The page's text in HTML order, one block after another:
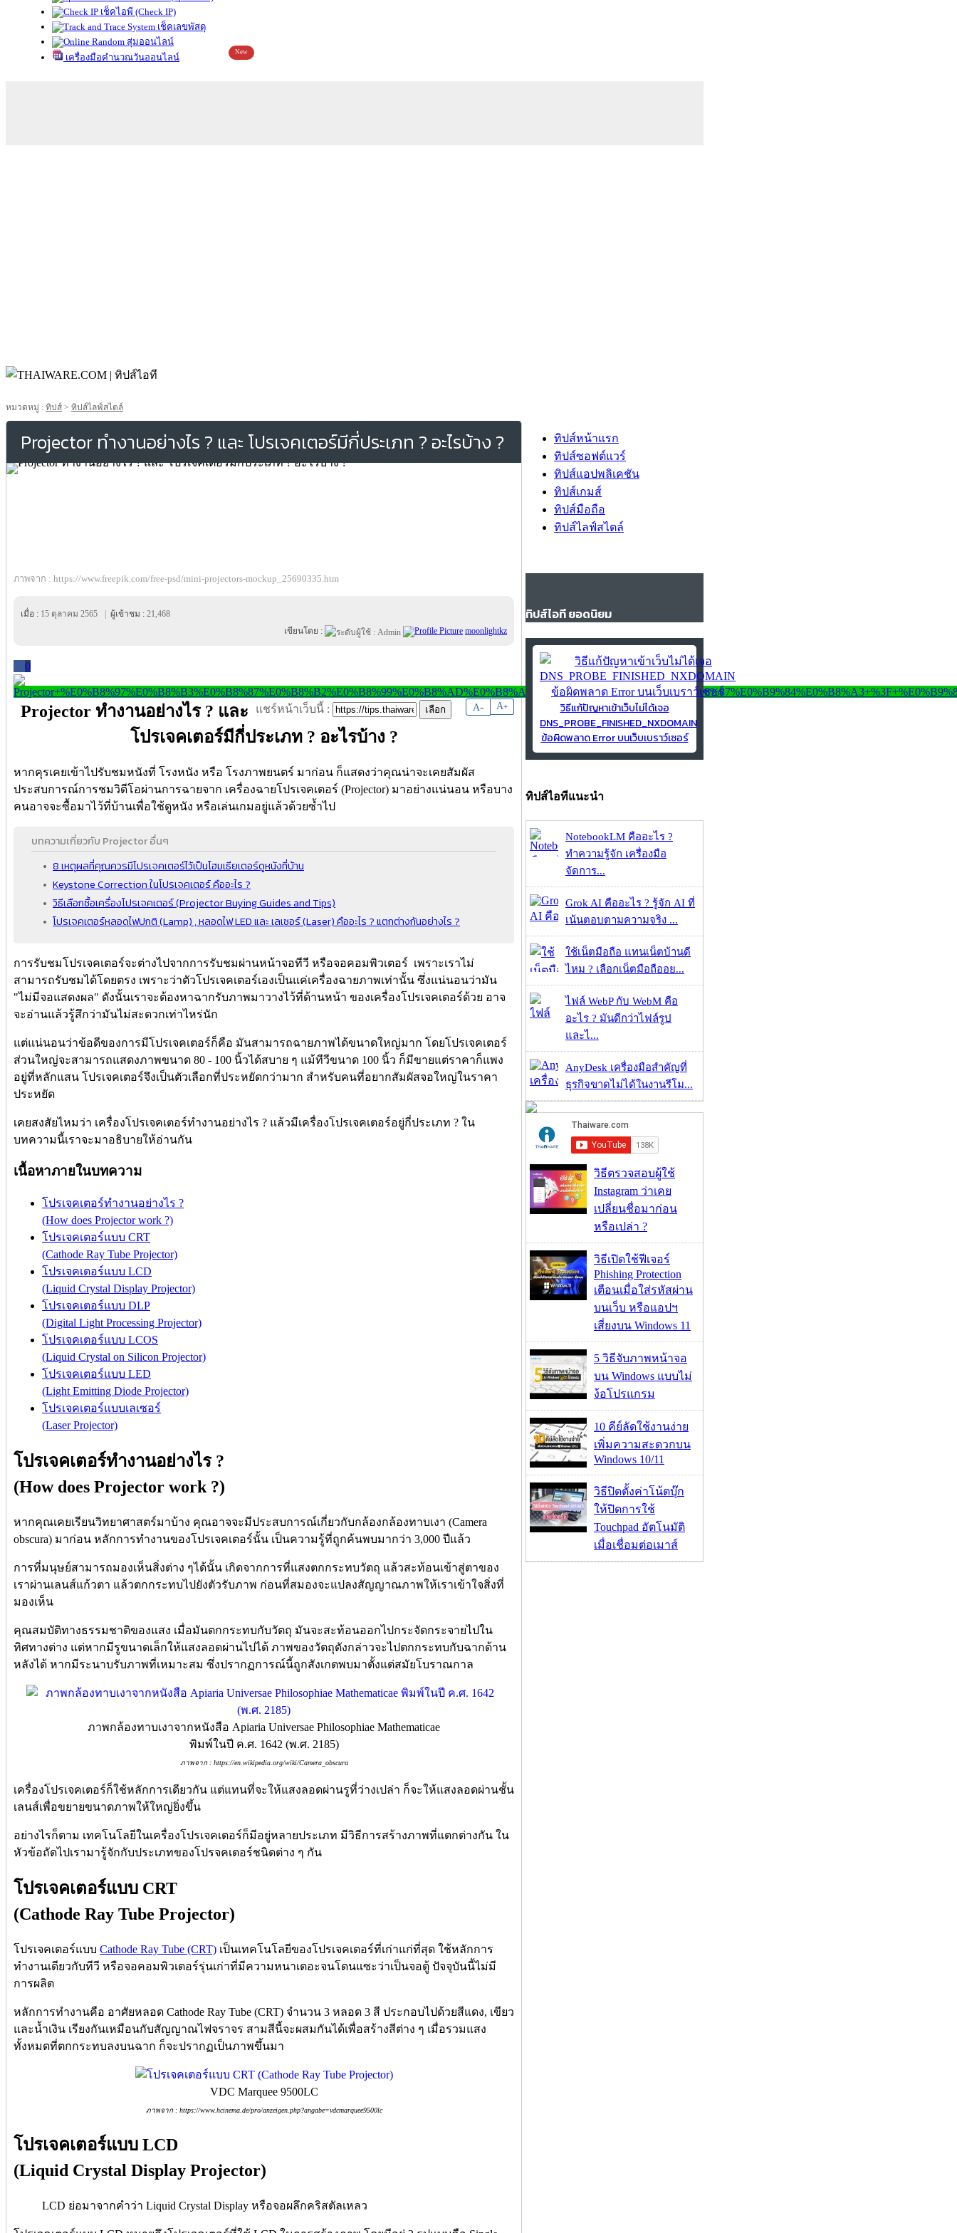
เช็คไอพี (Check IP)
เช็คเลขพัสดุ
สุ่มออนไลน์
เครื่องมือคำนวณวันออนไลน์
New
หมวดหมู่ : ทิปส์ > ทิปส์ไลฟ์สไตล์
Projector ทำงานอย่างไร ? และ โปรเจคเตอร์มีกี่ประเภท ? อะไรบ้าง ?
ภาพจาก : https://www.freepik.com/free-psd/mini-projectors-mockup_25690335.htm
เมื่อ : 15 ตุลาคม 2565 ผู้เข้าชม : 21,468
เขียนโดย :
moonlightkz
0
A- A+
แชร์หน้าเว็บนี้ :
Projector ทำงานอย่างไร ? และ
โปรเจคเตอร์มีกี่ประเภท ? อะไรบ้าง ?
หากคุรเคยเข้าไปรับชมหนังที่ โรงหนัง หรือ โรงภาพยนตร์ มาก่อน ก็แสดงว่าคุณน่าจะเคยสัมผัส
ประสบการณ์การชมวิดีโอผ่านการฉายจาก เครื่องฉายโปรเจคเตอร์ (Projector) มาอย่างแน่นอน หรือบาง
คนอาจจะซื้อมาไว้ที่บ้านเพื่อใช้ดูหนัง หรือเล่นเกมอยู่แล้วด้วยซ้ำไป
บทความเกี่ยวกับ Projector อื่นๆ
8 เหตุผลที่คุณควรมีโปรเจคเตอร์ไว้เป็นโฮมเธียเตอร์ดูหนังที่บ้าน
Keystone Correction ในโปรเจคเตอร์ คืออะไร ?
วิธีเลือกซื้อเครื่องโปรเจคเตอร์ (Projector Buying Guides and Tips)
โปรเจคเตอร์หลอดไฟปกติ (Lamp) , หลอดไฟ LED และ เลเซอร์ (Laser) คืออะไร ? แตกต่างกันอย่างไร ?
การรับชมโปรเจคเตอร์จะต่างไปจากการรับชมผ่านหน้าจอทีวี หรือจอคอมพิวเตอร์ เพราะเราไม่
สามารถรับชมได้โดยตรง เพราะว่าตัวโปรเจคเตอร์เองเป็นแค่เครื่องฉายภาพเท่านั้น ซึ่งแน่นอนว่ามัน
"ไม่มีจอแสดงผล" ดังนั้นเราจะต้องหาฉากรับภาพมาวางไว้ที่ด้านหน้า ของเครื่องโปรเจคเตอร์ด้วย อาจ
จะอ่านแล้วรู้สึกว่ามันไม่สะดวกเท่าไหร่นัก
แต่แน่นอนว่าข้อดีของการมีโปรเจคเตอร์ก็คือ มันสามารถฉายภาพได้ขนาดใหญ่มาก โดยโปรเจคเตอร์
ส่วนใหญ่จะสามารถแสดงภาพขนาด 80 - 100 นิ้วได้สบาย ๆ แม้ทีวีขนาด 100 นิ้ว ก็มีขายแต่ราคาก็แพง
อยู่ที่หลักแสน โปรเจคเตอร์จึงเป็นตัวเลือกที่ประหยัดกว่ามาก สำหรับคนที่อยากสัมผัสจอใหญ่ในราคา
ประหยัด
เคยสงสัยไหมว่า เครื่องโปรเจคเตอร์ทำงานอย่างไร ? แล้วมีเครื่องโปรเจคเตอร์อยู่กี่ประเภท ? ใน
บทความนี้เราจะมาอธิบายให้อ่านกัน
เนื้อหาภายในบทความ
โปรเจคเตอร์ทำงานอย่างไร ?
(How does Projector work ?)
โปรเจคเตอร์แบบ CRT
(Cathode Ray Tube Projector)
โปรเจคเตอร์แบบ LCD
(Liquid Crystal Display Projector)
โปรเจคเตอร์แบบ DLP
(Digital Light Processing Projector)
โปรเจคเตอร์แบบ LCOS
(Liquid Crystal on Silicon Projector)
โปรเจคเตอร์แบบ LED
(Light Emitting Diode Projector)
โปรเจคเตอร์แบบเลเซอร์
(Laser Projector)
โปรเจคเตอร์ทำงานอย่างไร ?
(How does Projector work ?)
หากคุณเคยเรียนวิทยาศาสตร์มาบ้าง คุณอาจจะมีประสบการณ์เกี่ยวกับกล้องกล้องทาบเงา (Camera
obscura) มาก่อน หลักการทำงานของโปรเจคเตอร์นั้น เป็นความรู้ที่ถูกค้นพบมากว่า 3,000 ปีแล้ว
การที่มนุษย์สามารถมองเห็นสิ่งต่าง ๆได้นั้น เกิดจากการที่แสงตกกระทบวัตถุ แล้วสะท้อนเข้าสู่ตาของ
เราผ่านเลนส์แก้วตา แล้วตกกระทบไปยังตัวรับภาพ ก่อนที่สมองจะแปลงสัญญาณภาพให้เราเข้าใจสิ่งที่
มองเห็น
คุณสมบัติทางธรรมชาติของแสง เมื่อมันตกกระทบกับวัตถุ มันจะสะท้อนออกไปกระจัดกระจายไปใน
ทิศทางต่าง แต่หากมีรูขนาดเล็กให้แสงลอดผ่านไปได้ ภาพของวัตถุดังกล่าวจะไปตกกระทบกับฉากด้าน
หลังได้ หากมีระนาบรับภาพที่เหมาะสม ซึ่งปรากฏการณ์นี้ถูกสังเกตพบมาตั้งแต่สมัยโบราณกาล
ภาพกล้องทาบเงาจากหนังสือ Apiaria Universae Philosophiae Mathematicae
พิมพ์ในปี ค.ศ. 1642 (พ.ศ. 2185)
ภาพจาก : https://en.wikipedia.org/wiki/Camera_obscura
เครื่องโปรเจคเตอร์ก็ใช้หลักการเดียวกัน แต่แทนที่จะให้แสงลอดผ่านรูที่ว่างเปล่า ก็จะให้แสงลอดผ่านชั้น
เลนส์เพื่อขยายขนาดภาพให้ใหญ่ยิ่งขึ้น
อย่างไรก็ตาม เทคโนโลยีในเครื่องโปรเจคเตอร์ก็มีอยู่หลายประเภท มีวิธีการสร้างภาพที่แตกต่างกัน ใน
หัวข้อถัดไปเรามารู้จักกับประเภทของโปรจคเตอร์ชนิดต่าง ๆ กัน
โปรเจคเตอร์แบบ CRT
(Cathode Ray Tube Projector)
โปรเจคเตอร์แบบ Cathode Ray Tube (CRT) เป็นเทคโนโลยีของโปรเจคเตอร์ที่เก่าแก่ที่สุด ใช้หลักการ
ทำงานเดียวกับทีวี หรือจอคอมพิวเตอร์รุ่นเก่าที่มีความหนาเตอะจนโดนแซะว่าเป็นจอตู้ ปัจจุบันนี้ไม่มี
การผลิต
หลักการทำงานคือ อาศัยหลอด Cathode Ray Tube (CRT) จำนวน 3 หลอด 3 สี ประกอบไปด้วยสีแดง, เขียว
และน้ำเงิน เรียงกันเหมือนกับสัญญาณไฟจราจร สามสีนี้จะผสมกันได้เพื่อสร้างสีต่าง ๆ เมื่อรวมแสง
ทั้งหมดที่ตกกระทบลงบนฉาก ก็จะปรากฏเป็นภาพขึ้นมา
VDC Marquee 9500LC
ภาพจาก : https://www.hcinema.de/pro/anzeigen.php?angabe=vdcmarquee9500lc
โปรเจคเตอร์แบบ LCD
(Liquid Crystal Display Projector)
LCD ย่อมาจากคำว่า Liquid Crystal Display หรือจอผลึกคริสตัลเหลว
ทิปส์หน้าแรก
ทิปส์ซอฟต์แวร์
ทิปส์แอปพลิเคชัน
ทิปส์เกมส์
ทิปส์มือถือ
ทิปส์ไลฟ์สไตล์
ทิปส์ไอที ยอดนิยม
วิธีแก้ปัญหาเข้าเว็บไม่ได้เจอ
DNS_PROBE_FINISHED_NXDOMAIN
ข้อผิดพลาด Error บนเว็บเบราว์เซอร์
ทิปส์ไอทีแนะนำ
NotebookLM คืออะไร ?
ทำความรู้จัก เครื่องมือ
จัดการ...
Grok AI คืออะไร ? รู้จัก AI ที่
เน้นตอบตามความจริง ...
ใช้เน็ตมือถือ แทนเน็ตบ้านดี
ไหม ? เลือกเน็ตมือถืออย...
ไฟล์ WebP กับ WebM คือ
อะไร ? มันดีกว่าไฟล์รูป
และไ...
AnyDesk เครื่องมือสำคัญที่
ธุรกิจขาดไม่ได้ในงานรีโม...
วิธีตรวจสอบผู้ใช้
Instagram ว่าเคย
เปลี่ยนชื่อมาก่อน
หรือเปล่า ?
วิธีเปิดใช้ฟีเจอร์
Phishing Protection
เตือนเมื่อใส่รหัสผ่าน
บนเว็บ หรือแอปฯ
เสี่ยงบน Windows 11
5 วิธีจับภาพหน้าจอ
บน Windows แบบไม่
ง้อโปรแกรม
10 คีย์ลัดใช้งานง่าย
เพิ่มความสะดวกบน
Windows 10/11
วิธีปิดตั้งค่าโน้ตบุ๊ก
ให้ปิดการใช้
Touchpad อัตโนมัติ
เมื่อเชื่อมต่อเมาส์